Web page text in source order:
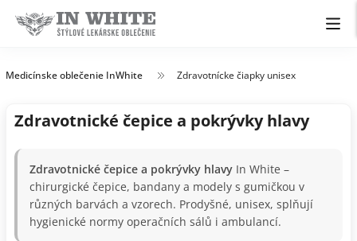
Medicínske oblečenie InWhite Zdravotnícke čiapky unisex
Zdravotnické čepice a pokrývky hlavy
Zdravotnické čepice a pokrývky hlavy In White –
chirurgické čepice, bandany a modely s gumičkou v
různých barvách a vzorech. Prodyšné, unisex, splňují
hygienické normy operačních sálů i ambulancí.